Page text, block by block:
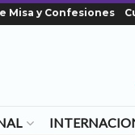
Misa y Confesiones